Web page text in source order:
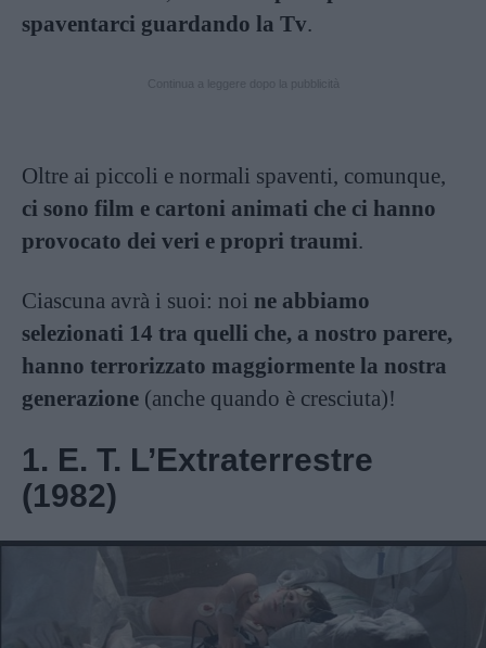
spaventarci guardando la Tv.
Oltre ai piccoli e normali spaventi, comunque,
ci sono film e cartoni animati che ci hanno
provocato dei veri e propri traumi.
Ciascuna avrà i suoi: noi ne abbiamo
selezionati 14 tra quelli che, a nostro parere,
hanno terrorizzato maggiormente la nostra
generazione (anche quando è cresciuta)!
1. E. T. L’Extraterrestre
(1982)